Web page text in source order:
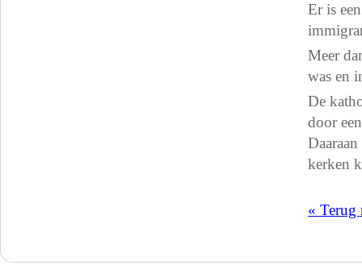
Er is
Meer
was en
De
door
kerken
« Terug